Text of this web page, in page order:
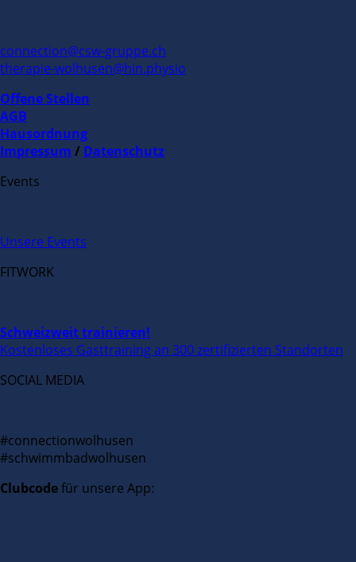
connection@csw-gruppe.ch
therapie-wolhusen@hin.physio
Offene Stellen
AGB
Hausordnung
Impressum / Datenschutz
Events
Unsere Events
FITWORK
Schweizweit trainieren!
Kostenloses Gasttraining an 300 zertifizierten Standorten
SOCIAL MEDIA
#connectionwolhusen
#schwimmbadwolhusen
Clubcodefür unsere App: